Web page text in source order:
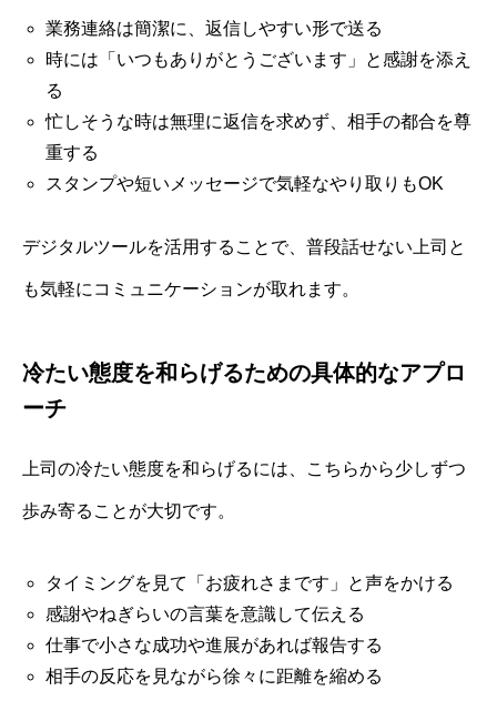
業務連絡は簡潔に、返信しやすい形で送る
時には「いつもありがとうございます」と感謝を添え
る
忙しそうな時は無理に返信を求めず、相手の都合を尊
重する
スタンプや短いメッセージで気軽なやり取りもOK
デジタルツールを活用することで、普段話せない上司と
も気軽にコミュニケーションが取れます。
冷たい態度を和らげるための具体的なアプロ
ーチ
上司の冷たい態度を和らげるには、こちらから少しずつ
歩み寄ることが大切です。
タイミングを見て「お疲れさまです」と声をかける
感謝やねぎらいの言葉を意識して伝える
仕事で小さな成功や進展があれば報告する
相手の反応を見ながら徐々に距離を縮める